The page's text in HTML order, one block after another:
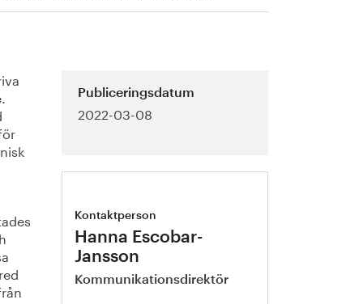
Publiceringsdatum
2022-03-08
Kontaktperson
Hanna Escobar-
Jansson
Kommunikationsdirektör